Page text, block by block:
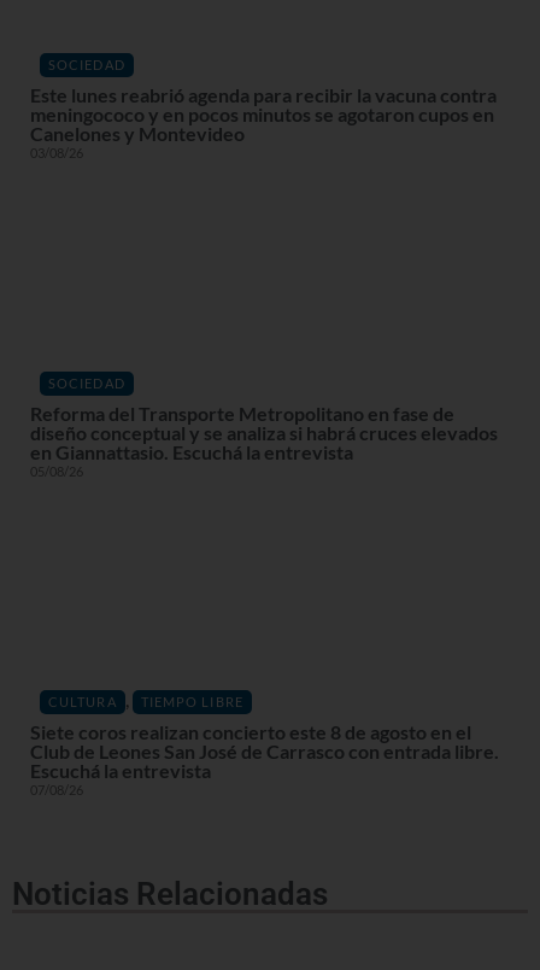
SOCIEDAD
Este lunes reabrió agenda para recibir la vacuna contra
meningococo y en pocos minutos se agotaron cupos en
Canelones y Montevideo
03/08/26
SOCIEDAD
Reforma del Transporte Metropolitano en fase de
diseño conceptual y se analiza si habrá cruces elevados
en Giannattasio. Escuchá la entrevista
05/08/26
CULTURA , TIEMPO LIBRE
Siete coros realizan concierto este 8 de agosto en el
Club de Leones San José de Carrasco con entrada libre.
Escuchá la entrevista
07/08/26
Noticias Relacionadas